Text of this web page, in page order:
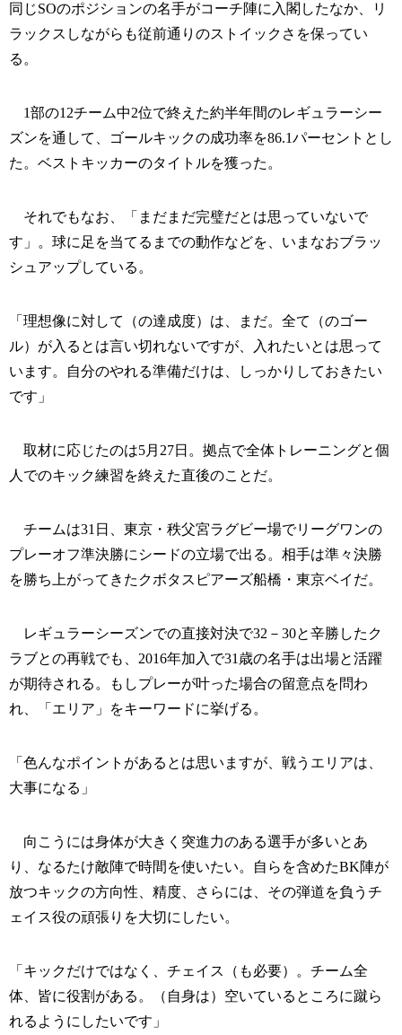
同じSOのポジションの名手がコーチ陣に入閣したなか、リ
ラックスしながらも従前通りのストイックさを保ってい
る。
1部の12チーム中2位で終えた約半年間のレギュラーシー
ズンを通して、ゴールキックの成功率を86.1パーセントとし
た。ベストキッカーのタイトルを獲った。
それでもなお、「まだまだ完璧だとは思っていないで
す」。球に足を当てるまでの動作などを、いまなおブラッ
シュアップしている。
「理想像に対して（の達成度）は、まだ。全て（のゴー
ル）が入るとは言い切れないですが、入れたいとは思って
います。自分のやれる準備だけは、しっかりしておきたい
です」
取材に応じたのは5月27日。拠点で全体トレーニングと個
人でのキック練習を終えた直後のことだ。
チームは31日、東京・秩父宮ラグビー場でリーグワンの
プレーオフ準決勝にシードの立場で出る。相手は準々決勝
を勝ち上がってきたクボタスピアーズ船橋・東京ベイだ。
レギュラーシーズンでの直接対決で32－30と辛勝したク
ラブとの再戦でも、2016年加入で31歳の名手は出場と活躍
が期待される。もしプレーが叶った場合の留意点を問わ
れ、「エリア」をキーワードに挙げる。
「色んなポイントがあるとは思いますが、戦うエリアは、
大事になる」
向こうには身体が大きく突進力のある選手が多いとあ
り、なるたけ敵陣で時間を使いたい。自らを含めたBK陣が
放つキックの方向性、精度、さらには、その弾道を負うチ
ェイス役の頑張りを大切にしたい。
「キックだけではなく、チェイス（も必要）。チーム全
体、皆に役割がある。（自身は）空いているところに蹴ら
れるようにしたいです」